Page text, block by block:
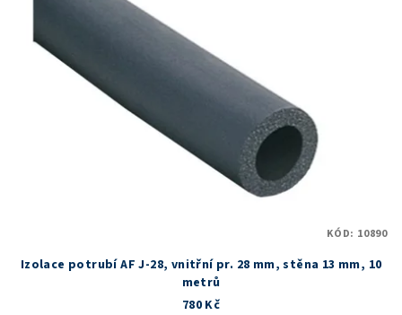
Izolace potrubí AF J-28, vnitřní pr. 28 mm, stěna 13 mm, 10
metrů
780 Kč
KÓD: 10890